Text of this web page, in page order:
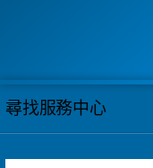
尋找服務中心